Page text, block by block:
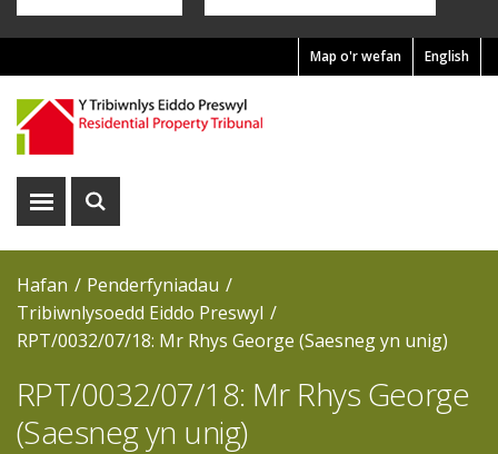
English
Pre
Header
Menu
Map o'r wefan
DangosDangos
Hafan
Penderfyniadau
Tribiwnlysoedd Eiddo Preswyl
RPT/0032/07/18: Mr Rhys George (Saesneg yn unig)
RPT/0032/07/18: Mr Rhys George
(Saesneg yn unig)